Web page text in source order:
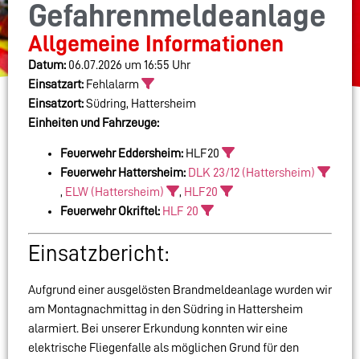
Gefahrenmeldeanlage
Allgemeine Informationen
Datum: 06.07.2026 um 16:55 Uhr
Einsatzart: Fehlalarm
Einsatzort:Südring, Hattersheim
Einheiten und Fahrzeuge:
Feuerwehr Eddersheim: HLF20
Feuerwehr Hattersheim: DLK 23/12 (Hattersheim)
, ELW (Hattersheim) , HLF20
Feuerwehr Okriftel: HLF 20
Einsatzbericht:
Aufgrund einer ausgelösten Brandmeldeanlage wurden wir
am Montagnachmittag in den Südring in Hattersheim
alarmiert. Bei unserer Erkundung konnten wir eine
elektrische Fliegenfalle als möglichen Grund für den